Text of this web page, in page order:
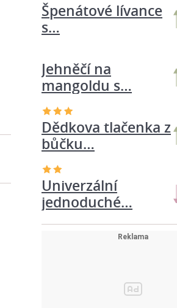
Jehněčí na
mangoldu s…
Univerzální
jednoduché…
Špenátové lívance
s…
Dědkova tlačenka z
bůčku…